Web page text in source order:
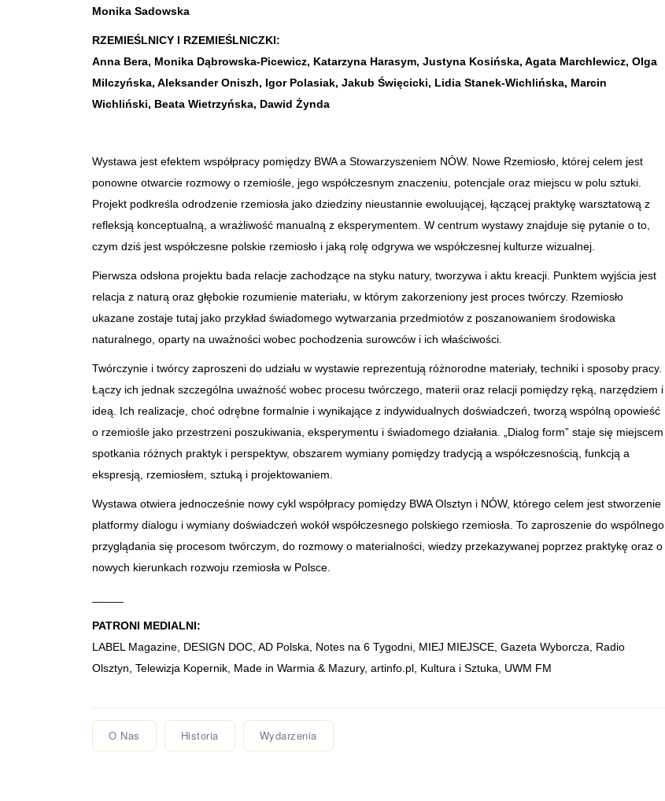
Monika Sadowska
RZEMIEŚLNICY I RZEMIEŚLNICZKI:
Anna Bera, Monika Dąbrowska-Picewicz, Katarzyna Harasym, Justyna Kosińska, Agata Marchlewicz, Olga
Milczyńska, Aleksander Oniszh, Igor Polasiak, Jakub Święcicki, Lidia Stanek-Wichlińska, Marcin
Wichliński, Beata Wietrzyńska, Dawid Żynda
Wystawa jest efektem współpracy pomiędzy BWA a Stowarzyszeniem NÓW. Nowe Rzemiosło, której celem jest
ponowne otwarcie rozmowy o rzemiośle, jego współczesnym znaczeniu, potencjale oraz miejscu w polu sztuki.
Projekt podkreśla odrodzenie rzemiosła jako dziedziny nieustannie ewoluującej, łączącej praktykę warsztatową z
refleksją konceptualną, a wrażliwość manualną z eksperymentem. W centrum wystawy znajduje się pytanie o to,
czym dziś jest współczesne polskie rzemiosło i jaką rolę odgrywa we współczesnej kulturze wizualnej.
Pierwsza odsłona projektu bada relacje zachodzące na styku natury, tworzywa i aktu kreacji. Punktem wyjścia jest
relacja z naturą oraz głębokie rozumienie materiału, w którym zakorzeniony jest proces twórczy. Rzemiosło
ukazane zostaje tutaj jako przykład świadomego wytwarzania przedmiotów z poszanowaniem środowiska
naturalnego, oparty na uważności wobec pochodzenia surowców i ich właściwości.
Twórczynie i twórcy zaproszeni do udziału w wystawie reprezentują różnorodne materiały, techniki i sposoby pracy.
Łączy ich jednak szczególna uważność wobec procesu twórczego, materii oraz relacji pomiędzy ręką, narzędziem i
ideą. Ich realizacje, choć odrębne formalnie i wynikające z indywidualnych doświadczeń, tworzą wspólną opowieść
o rzemiośle jako przestrzeni poszukiwania, eksperymentu i świadomego działania. „Dialog form” staje się miejscem
spotkania różnych praktyk i perspektyw, obszarem wymiany pomiędzy tradycją a współczesnością, funkcją a
ekspresją, rzemiosłem, sztuką i projektowaniem.
Wystawa otwiera jednocześnie nowy cykl współpracy pomiędzy BWA Olsztyn i NÓW, którego celem jest stworzenie
platformy dialogu i wymiany doświadczeń wokół współczesnego polskiego rzemiosła. To zaproszenie do wspólnego
przyglądania się procesom twórczym, do rozmowy o materialności, wiedzy przekazywanej poprzez praktykę oraz o
nowych kierunkach rozwoju rzemiosła w Polsce.
PATRONI MEDIALNI:
LABEL Magazine, DESIGN DOC, AD Polska, Notes na 6 Tygodni, MIEJ MIEJSCE, Gazeta Wyborcza, Radio
Olsztyn, Telewizja Kopernik, Made in Warmia & Mazury, artinfo.pl, Kultura i Sztuka, UWM FM
O Nas Historia Wydarzenia